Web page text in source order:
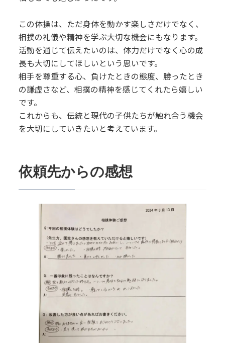
この体操は、ただ身体を動かす楽しさだけでなく、
相撲の礼儀や精神を学ぶ大切な機会にもなります。
活動を通じて伝えたいのは、体力だけでなく心の成
長も大切にしてほしいという思いです。
相手を尊重する心、負けたときの態度、勝ったとき
の謙虚さなど、相撲の精神を感じてくれたら嬉しい
です。
これからも、伝統と現代の子供たちが触れ合う機会
を大切にしていきたいと考えています。
依頼先からの感想